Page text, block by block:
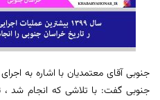
جنوبی گفت: با تلاشی که انجام شد